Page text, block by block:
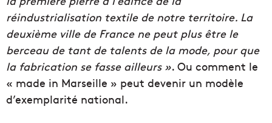
réindustrialisation textile de notre territoire. La
deuxième ville de France ne peut plus être le
berceau de tant de talents de la mode, pour que
la fabrication se fasse ailleurs ». Ou comment le
« made in Marseille » peut devenir un modèle
d’exemplarité national.